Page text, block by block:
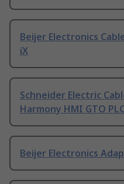
Beijer Electronics
iX
Schneider Electric
Harmony HMI GTO
Beijer Electronics